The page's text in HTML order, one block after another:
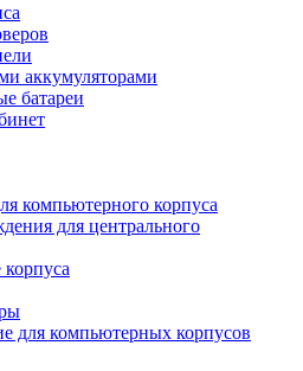
аккумуляторами
батареи
компьютерного корпуса
для центрального
для компьютерных корпусов